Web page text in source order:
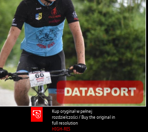
Kup oryginał w pełnej
rozdzielczości / Buy the original in
full resolution
HIGH-RES